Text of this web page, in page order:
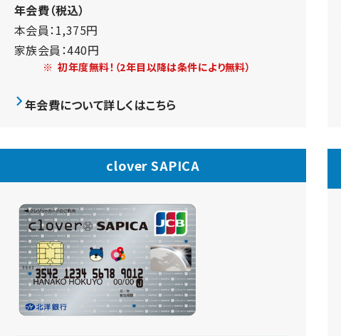
年会費（税込）
本会員：1,375円
家族会員：440円
※ 初年度無料！（2年目以降は条件により無料）
年会費について詳しくはこちら
clover SAPICA